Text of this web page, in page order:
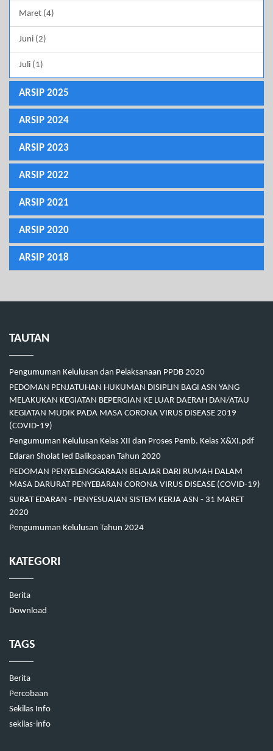
Maret (4)
Juni (2)
Juli (1)
ARSIP 2025
ARSIP 2024
ARSIP 2023
ARSIP 2022
ARSIP 2021
ARSIP 2020
ARSIP 2018
TAUTAN
Pengumuman Kelulusan dan Pelaksanaan PPDB 2020
PEDOMAN PENJATUHAN HUKUMAN DISIPLIN BAGI ASN YANG
MELAKUKAN KEGIATAN BEPERGIAN KE LUAR DAERAH DAN/ATAU
KEGIATAN MUDIK PADA MASA CORONA VIRUS DISEASE 2019
(COVID-19)
Pengumuman Kelulusan Kelas XII dan Proses Pemb. Kelas X&XI.pdf
Edaran Sholat Ied Balikpapan Tahun 2020
PEDOMAN PENYELENGGARAAN BELAJAR DARI RUMAH DALAM
MASA DARURAT PENYEBARAN CORONA VIRUS DISEASE (COVID-19)
SURAT EDARAN - PENYESUAIAN SISTEM KERJA ASN - 31 MARET
2020
Pengumuman Kelulusan Tahun 2024
KATEGORI
Berita
Download
TAGS
Berita
Percobaan
Sekilas Info
sekilas-info